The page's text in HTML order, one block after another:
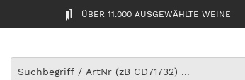
ÜBER 11.000 AUSGEWÄHLTE WEINE